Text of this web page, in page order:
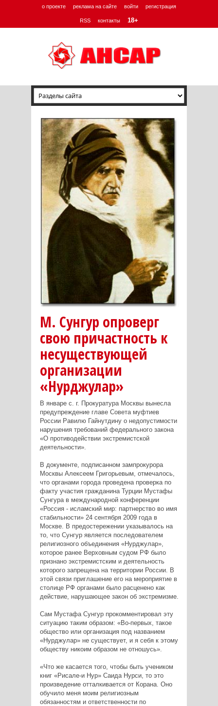
о проекте реклама на сайте войти регистрация
RSS контакты 18+
М. Сунгур опроверг
свою причастность к
несуществующей
организации
«Нурджулар»
В январе с. г. Прокуратура Москвы вынесла
предупреждение главе Совета муфтиев
России Равилю Гайнутдину о недопустимости
нарушения требований федерального закона
«О противодействии экстремистской
деятельности».
В документе, подписанном зампрокурора
Москвы Алексеем Григорьевым, отмечалось,
что органами города проведена проверка по
факту участия гражданина Турции Мустафы
Сунгура в международной конференции
«Россия - исламский мир: партнерство во имя
стабильности» 24 сентября 2009 года в
Москве. В предостережении указывалось на
то, что Сунгур является последователем
религиозного объединения «Нурджулар»,
которое ранее Верховным судом РФ было
признано экстремистским и деятельность
которого запрещена на территории России. В
этой связи приглашение его на мероприятие в
столице РФ органами было расценено как
действие, нарушающее закон об экстремизме.
Сам Мустафа Сунгур прокомментировал эту
ситуацию таким образом: «Во-первых, такое
общество или организация под названием
«Нурджулар» не существует, и я себя к этому
обществу никоим образом не отношусь».
«Что же касается того, чтобы быть учеником
книг «Рисале-и Нур» Саида Нурси, то это
произведение отталкивается от Корана. Оно
обучило меня моим религиозным
обязанностям и ответственности по